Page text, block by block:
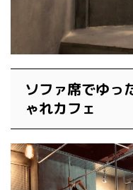
ソファ席でゆっ
ゃれカフェ